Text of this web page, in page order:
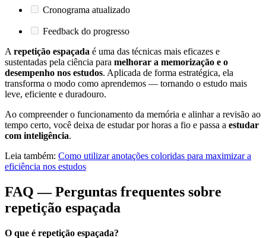
Cronograma atualizado
Feedback do progresso
A repetição espaçada é uma das técnicas mais eficazes e
sustentadas pela ciência para melhorar a memorização e o
desempenho nos estudos. Aplicada de forma estratégica, ela
transforma o modo como aprendemos — tornando o estudo mais
leve, eficiente e duradouro.
Ao compreender o funcionamento da memória e alinhar a revisão ao
tempo certo, você deixa de estudar por horas a fio e passa a estudar
com inteligência.
Leia também: Como utilizar anotações coloridas para maximizar a
eficiência nos estudos
FAQ — Perguntas frequentes sobre
repetição espaçada
O que é repetição espaçada?